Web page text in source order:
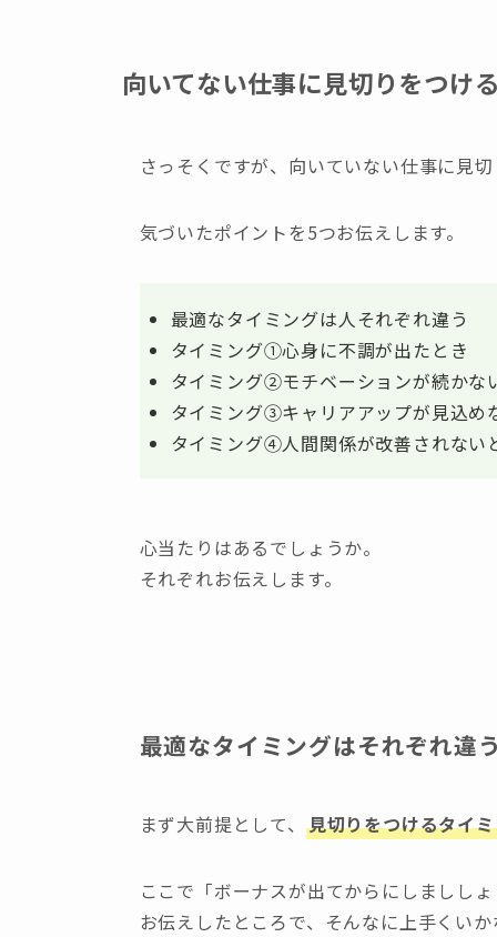
向いてない仕事に見切りをつけ
さっそくですが、向いていない仕事に見
気づいたポイントを5つお伝えします。
最適なタイミングは人それぞれ違う
タイミング①心身に不調が出たとき
タイミング②モチベーションが続かな
タイミング③キャリアアップが見込め
タイミング④人間関係が改善されない
心当たりはあるでしょうか。
それぞれお伝えします。
最適なタイミングはそれぞれ違
まず大前提として、 見切りをつけるタイ
ここで「ボーナスが出てからにしましし
お伝えしたところで、そんなに上手くい